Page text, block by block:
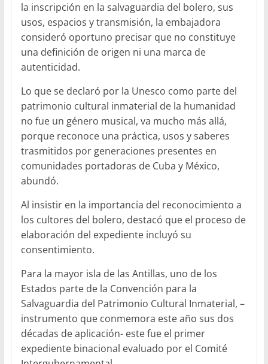
la inscripción en la salvaguardia del bolero, sus
usos, espacios y transmisión, la embajadora
consideró oportuno precisar que no constituye
una definición de origen ni una marca de
autenticidad.
Lo que se declaró por la Unesco como parte del
patrimonio cultural inmaterial de la humanidad
no fue un género musical, va mucho más allá,
porque reconoce una práctica, usos y saberes
trasmitidos por generaciones presentes en
comunidades portadoras de Cuba y México,
abundó.
Al insistir en la importancia del reconocimiento a
los cultores del bolero, destacó que el proceso de
elaboración del expediente incluyó su
consentimiento.
Para la mayor isla de las Antillas, uno de los
Estados parte de la Convención para la
Salvaguardia del Patrimonio Cultural Inmaterial, –
instrumento que conmemora este año sus dos
décadas de aplicación- este fue el primer
expediente binacional evaluado por el Comité